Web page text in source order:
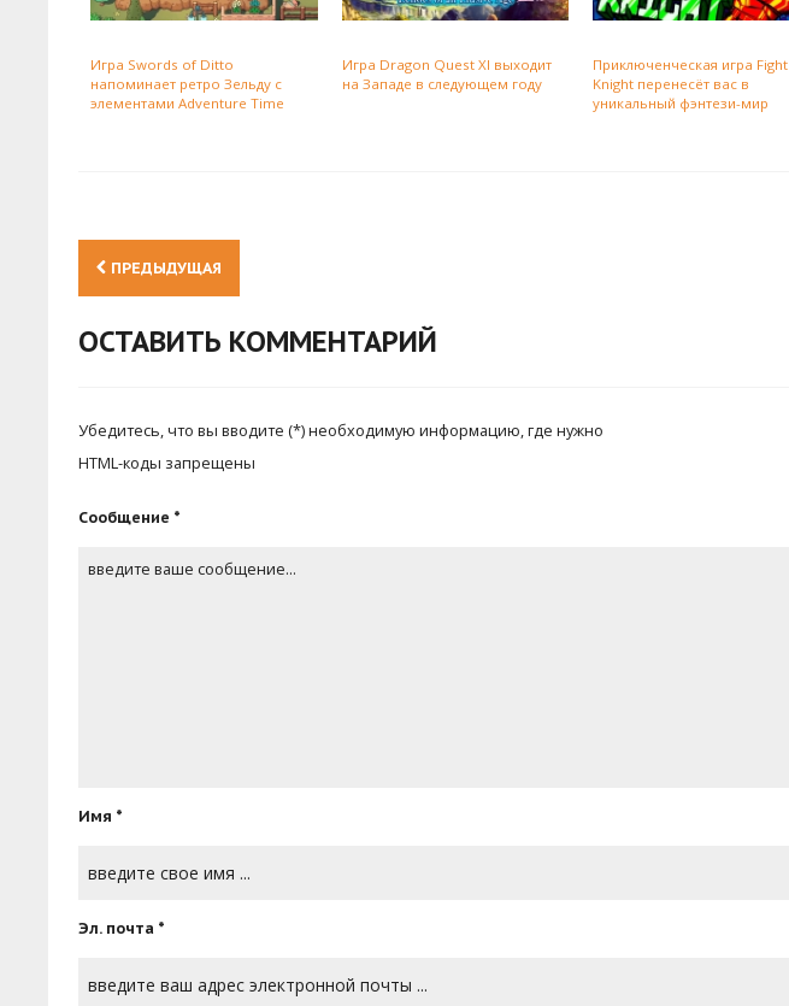
Игра Swords of Ditto
напоминает ретро Зельду с
элементами Adventure Time
Игра Dragon Quest XI выходит
на Западе в следующем году
Приключенческая игра Fight
Knight перенесёт вас в
уникальный фэнтези-мир
ПРЕДЫДУЩАЯ
ОСТАВИТЬ КОММЕНТАРИЙ
Убедитесь, что вы вводите (*) необходимую информацию, где нужно
HTML-коды запрещены
Сообщение *
Имя *
Эл. почта *